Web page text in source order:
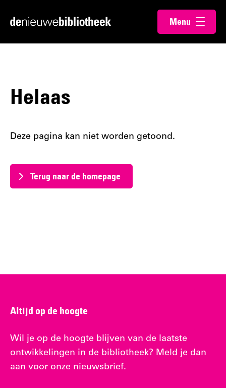
direct
direct
Ga
Menu
openen
Helaas
Deze pagina kan niet worden getoond.
Terug naar de homepage
Altijd op de hoogte
Wil je op de hoogte blijven van de laatste
ontwikkelingen in de bibliotheek? Meld je dan
aan voor onze nieuwsbrief.